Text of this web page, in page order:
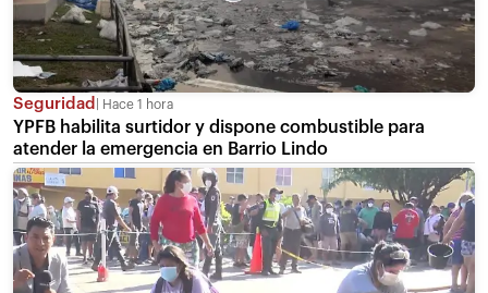
Seguridad Hace 1 hora
YPFB habilita surtidor y dispone combustible para
atender la emergencia en Barrio Lindo